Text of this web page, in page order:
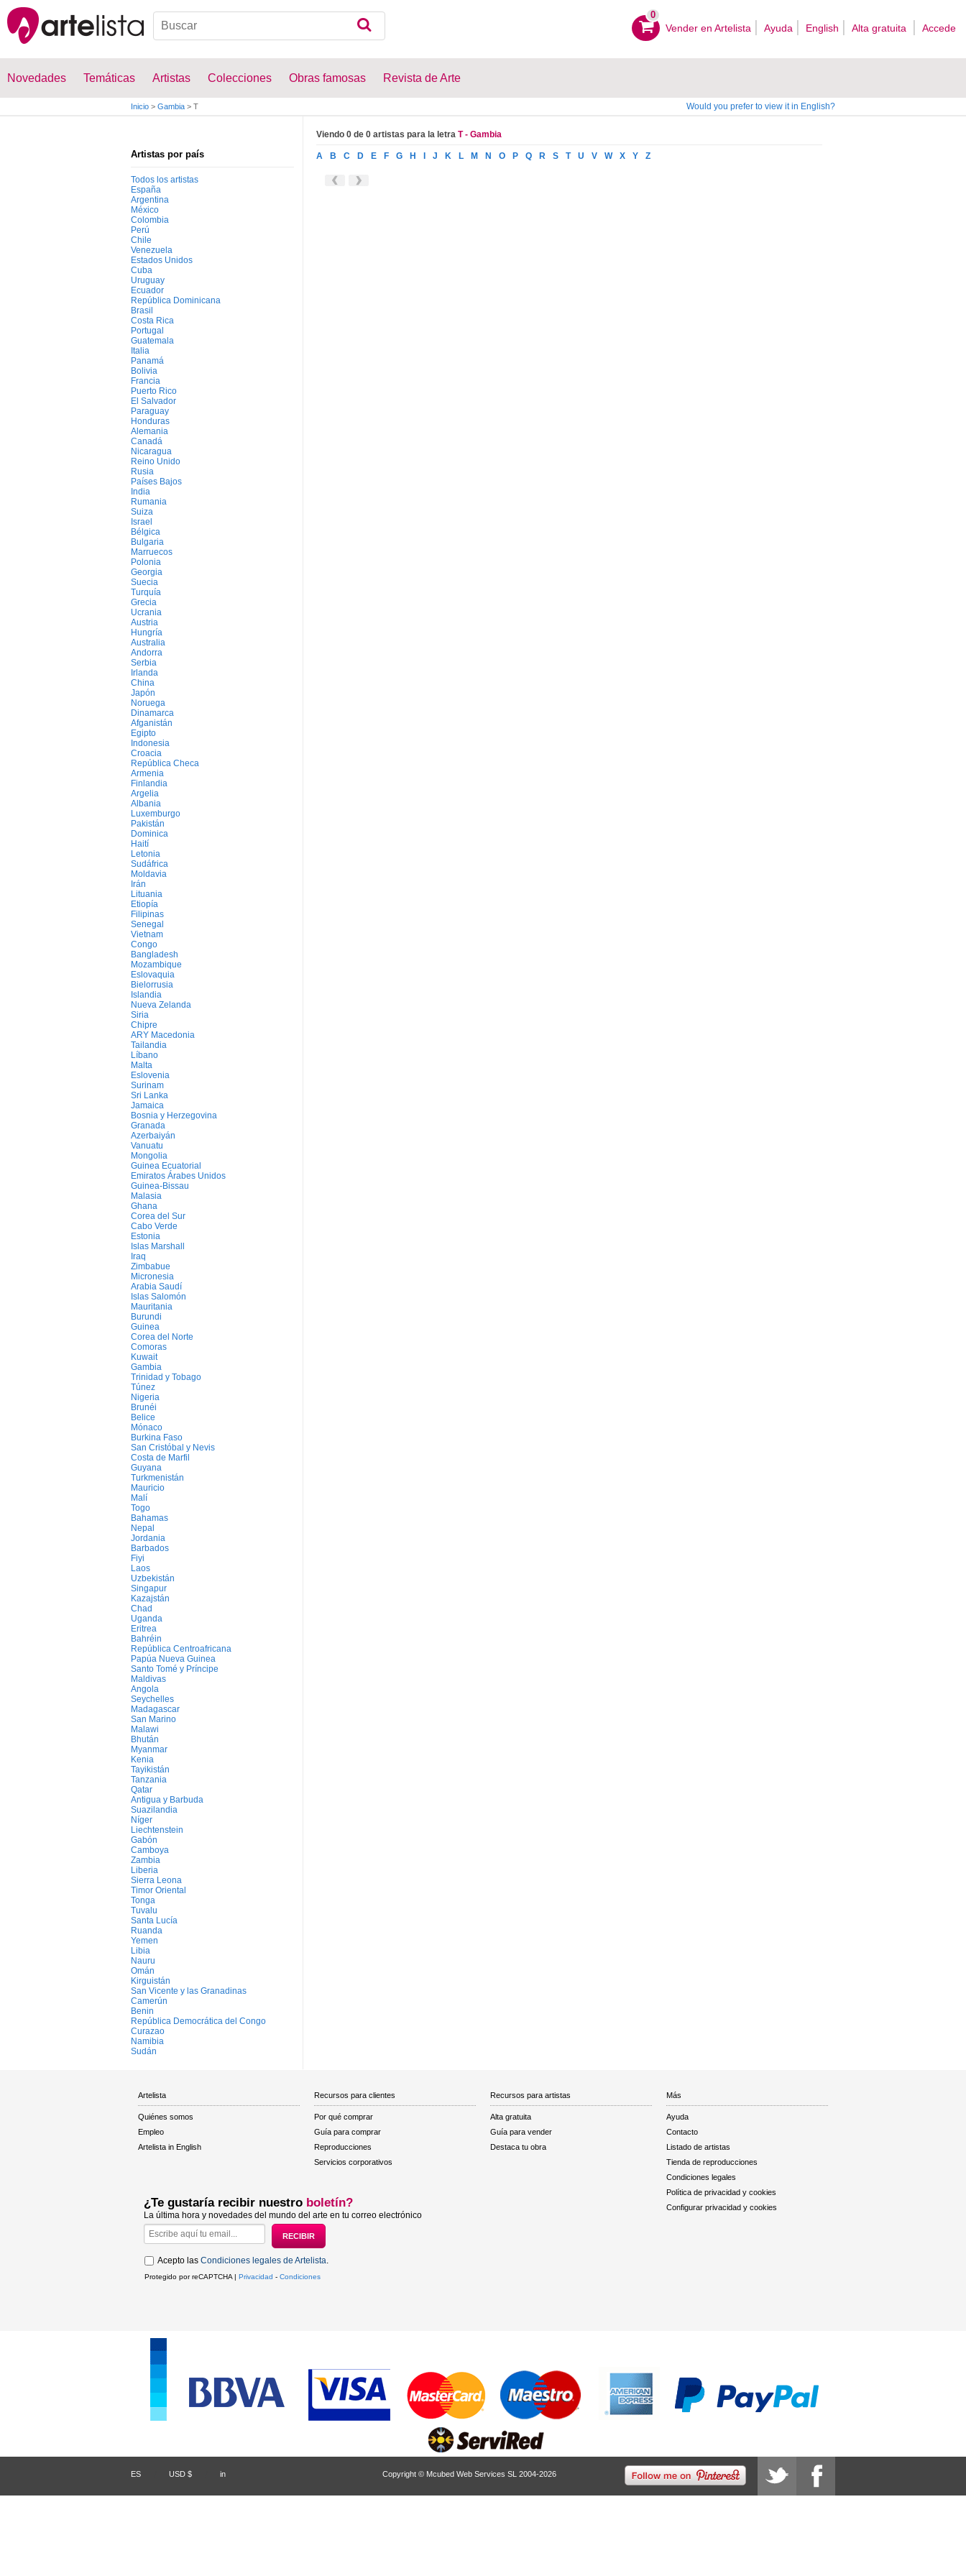
0
Vender en Artelista Ayuda English Alta gratuita Accede
Novedades Temáticas Artistas Colecciones Obras famosas Revista de Arte
Inicio > Gambia > T Would you prefer to view it in English?
Artistas por país
Todos los artistas
España
Argentina
México
Colombia
Perú
Chile
Venezuela
Estados Unidos
Cuba
Uruguay
Ecuador
República Dominicana
Brasil
Costa Rica
Portugal
Guatemala
Italia
Panamá
Bolivia
Francia
Puerto Rico
El Salvador
Paraguay
Honduras
Alemania
Canadá
Nicaragua
Reino Unido
Rusia
Países Bajos
India
Rumania
Suiza
Israel
Bélgica
Bulgaria
Marruecos
Polonia
Georgia
Suecia
Turquía
Grecia
Ucrania
Austria
Hungría
Australia
Andorra
Serbia
Irlanda
China
Japón
Noruega
Dinamarca
Afganistán
Egipto
Indonesia
Croacia
República Checa
Armenia
Finlandia
Argelia
Albania
Luxemburgo
Pakistán
Dominica
Haití
Letonia
Sudáfrica
Moldavia
Irán
Lituania
Etiopía
Filipinas
Senegal
Vietnam
Congo
Bangladesh
Mozambique
Eslovaquia
Bielorrusia
Islandia
Nueva Zelanda
Siria
Chipre
ARY Macedonia
Tailandia
Líbano
Malta
Eslovenia
Surinam
Sri Lanka
Jamaica
Bosnia y Herzegovina
Granada
Azerbaiyán
Vanuatu
Mongolia
Guinea Ecuatorial
Emiratos Árabes Unidos
Guinea-Bissau
Malasia
Ghana
Corea del Sur
Cabo Verde
Estonia
Islas Marshall
Iraq
Zimbabue
Micronesia
Arabia Saudí
Islas Salomón
Mauritania
Burundi
Guinea
Corea del Norte
Comoras
Kuwait
Gambia
Trinidad y Tobago
Túnez
Nigeria
Brunéi
Belice
Mónaco
Burkina Faso
San Cristóbal y Nevis
Costa de Marfil
Guyana
Turkmenistán
Mauricio
Malí
Togo
Bahamas
Nepal
Jordania
Barbados
Fiyi
Laos
Uzbekistán
Singapur
Kazajstán
Chad
Uganda
Eritrea
Bahréin
República Centroafricana
Papúa Nueva Guinea
Santo Tomé y Príncipe
Maldivas
Angola
Seychelles
Madagascar
San Marino
Malawi
Bhután
Myanmar
Kenia
Tayikistán
Tanzania
Qatar
Antigua y Barbuda
Suazilandia
Níger
Liechtenstein
Gabón
Camboya
Zambia
Liberia
Sierra Leona
Timor Oriental
Tonga
Tuvalu
Santa Lucía
Ruanda
Yemen
Libia
Nauru
Omán
Kirguistán
San Vicente y las Granadinas
Camerún
Benin
República Democrática del Congo
Curazao
Namibia
Sudán
Viendo 0 de 0 artistas para la letra T - Gambia
A B C D E F G H J K L M N O P Q R S T U V W X Y Z
Artelista
Quiénes somos
Empleo
Artelista in English
Recursos para clientes
Por qué comprar
Guía para comprar
Reproducciones
Servicios corporativos
Recursos para artistas
Alta gratuita
Guía para vender
Destaca tu obra
Más
Ayuda
Contacto
Listado de artistas
Tienda de reproducciones
Condiciones legales
Política de privacidad y cookies
Configurar privacidad y cookies
¿Te gustaría recibir nuestro boletín?
La última hora y novedades del mundo del arte en tu correo electrónico
Acepto las Condiciones legales de Artelista.
Protegido por reCAPTCHA | Privacidad - Condiciones
ES USD $ in Copyright © Mcubed Web Services SL 2004-2026